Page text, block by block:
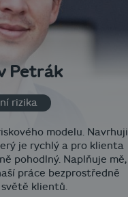
Petrák
rizika
modelu. Navrhuji
je rychlý a pro klienta
pohodlný. Naplňuje mě,
práce bezprostředně
klientů.